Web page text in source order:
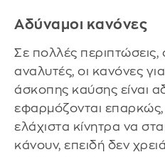
Αδύναμοι κανόνες
Σε πολλές
αναλυτές, οι κανόνες
άσκοπης καύσης είναι
εφαρμόζονται επαρκώς,
ελάχιστα κίνητρα να
κάνουν, επειδή δεν